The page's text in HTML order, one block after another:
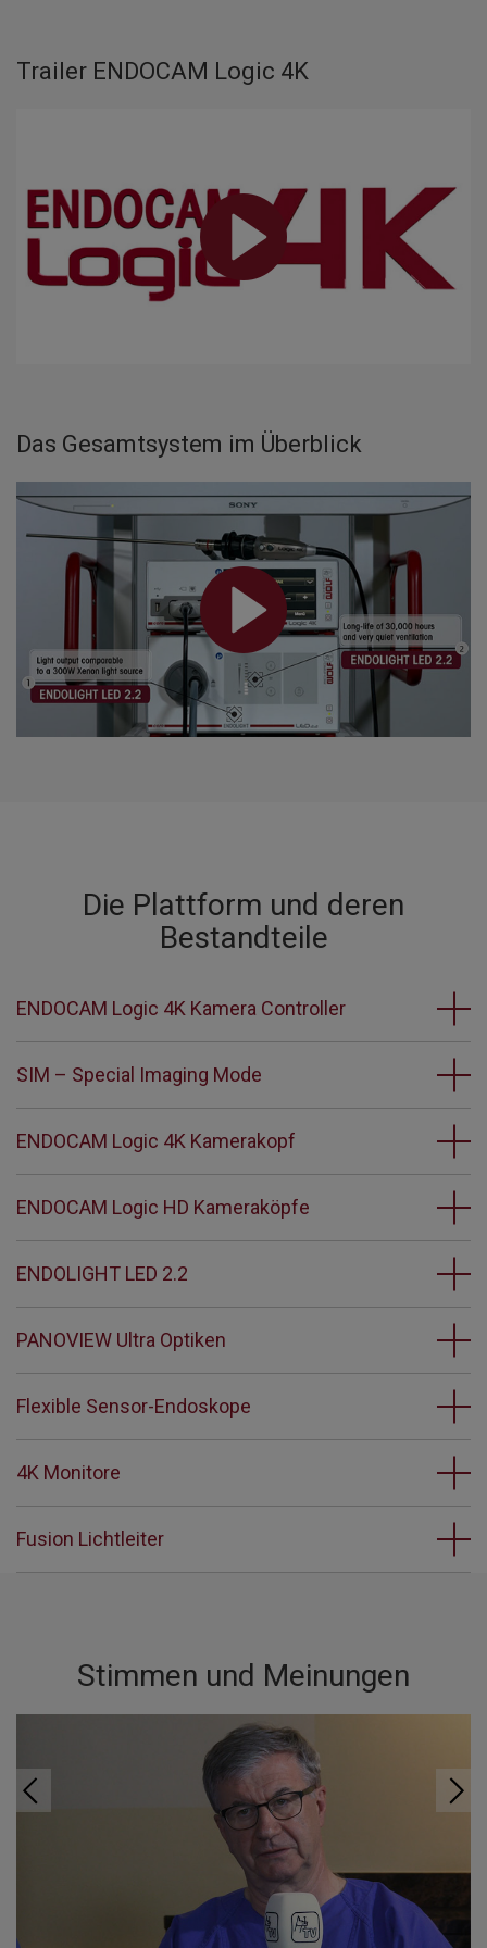
Trailer ENDOCAM Logic 4K
Das Gesamtsystem im Überblick
Die Plattform und deren
Bestandteile
ENDOCAM Logic 4K Kamera Controller
SIM – Special Imaging Mode
ENDOCAM Logic 4K Kamerakopf
ENDOCAM Logic HD Kameraköpfe
ENDOLIGHT LED 2.2
PANOVIEW Ultra Optiken
Flexible Sensor-Endoskope
4K Monitore
Fusion Lichtleiter
Stimmen und Meinungen